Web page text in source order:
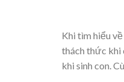
Khi tìm hiểu
thách thức khi
khi sinh con.